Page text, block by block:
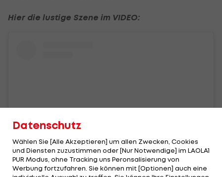
Hier die lustige Szene im VIDEO:
Sieh dir diesen Beitrag auf Instagram an
Datenschutz
Wählen Sie [Alle Akzeptieren] um allen Zwecken, Cookies
und Diensten zuzustimmen oder [Nur Notwendige] im LAOLA1
PUR Modus, ohne Tracking uns Peronsalisierung von
Werbung fortzufahren. Sie können mit [Optionen] auch eine